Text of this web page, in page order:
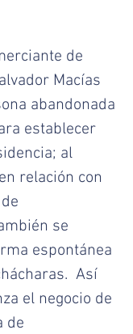
de
Macías
abandonada
establecer
al
relación con
se
espontánea
Así
el negocio de
de